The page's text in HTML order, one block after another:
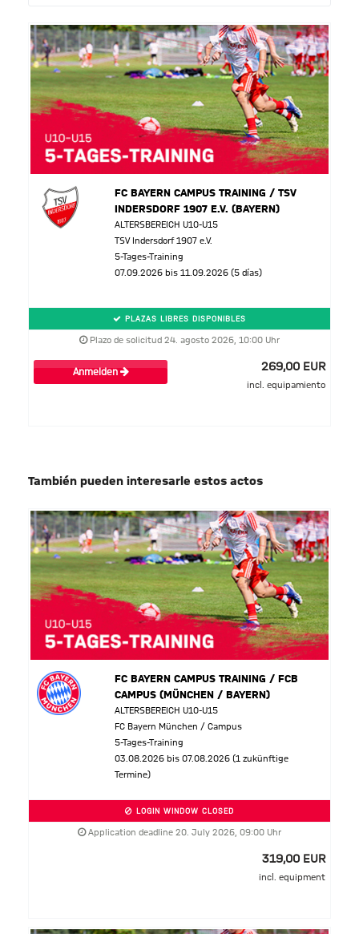
FC BAYERN CAMPUS TRAINING / TSV
INDERSDORF 1907 E.V. (BAYERN)
ALTERSBEREICH U10-U15
TSV Indersdorf 1907 e.V.
5-Tages-Training
07.09.2026 bis 11.09.2026 (5 días)
PLAZAS LIBRES DISPONIBLES
Plazo de solicitud 24. agosto 2026, 10:00 Uhr
Anmelden 269,00 EUR
incl. equipamiento
También pueden interesarle estos actos
FC BAYERN CAMPUS TRAINING / FCB
CAMPUS (MÜNCHEN / BAYERN)
ALTERSBEREICH U10-U15
FC Bayern München / Campus
5-Tages-Training
03.08.2026 bis 07.08.2026 (1 zukünftige
Termine)
LOGIN WINDOW CLOSED
Application deadline 20. July 2026, 09:00 Uhr
319,00 EUR
incl. equipment